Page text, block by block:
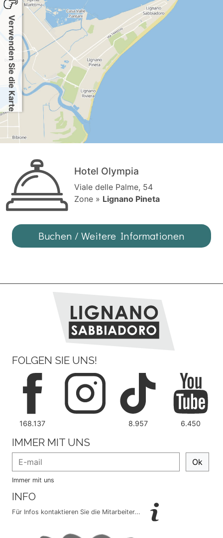
Verwenden Sie die Karte
Hotel Olympia
Viale delle Palme, 54
Zone » Lignano Pineta
Buchen / Weitere Informationen
FOLGEN SIE UNS!
168.137 8.957 6.450
IMMER MIT UNS
Ok
Immer mit uns
INFO
Für Infos kontaktieren Sie die Mitarbeiter...